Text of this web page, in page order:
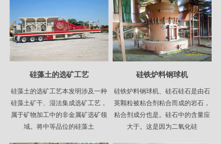
硅藻土的选矿工艺
硅藻土的选矿工艺本发明涉及一种
硅藻土矿干、湿法集成选矿工艺，
属于矿物加工中的非金属矿选矿领
域。将中等品位的硅藻土
硅铁炉料钢球机
硅铁炉料钢球机、硅石硅石是由石
英颗粒被粘合剂粘合而成的岩石，
粘合剂成分也是。硅石中的含量应
大于。这是因为二氧化硅